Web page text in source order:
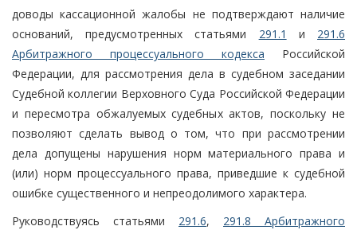
доводы кассационной жалобы не подтверждают наличие
оснований, предусмотренных статьями 291.1 и 291.6
Арбитражного процессуального кодекса Российской
Федерации, для рассмотрения дела в судебном заседании
Судебной коллегии Верховного Суда Российской Федерации
и пересмотра обжалуемых судебных актов, поскольку не
позволяют сделать вывод о том, что при рассмотрении
дела допущены нарушения норм материального права и
(или) норм процессуального права, приведшие к судебной
ошибке существенного и непреодолимого характера.
Руководствуясь статьями 291.6, 291.8 Арбитражного